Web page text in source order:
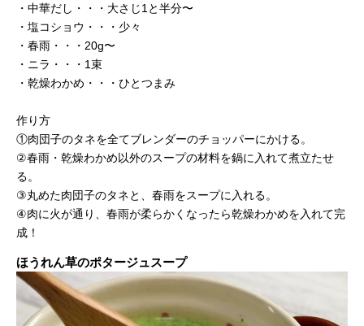
・中華だし・・・大さじ1と半分〜
・塩コショウ・・・少々
・春雨・・・20g〜
・ニラ・・・1束
・乾燥わかめ・・・ひとつまみ
作り方
①肉団子のタネを全てブレンダーのチョッパーにかける。
②春雨・乾燥わかめ以外のスープの材料を鍋に入れて煮立たせ
る。
③丸めた肉団子のタネと、春雨をスープに入れる。
④肉に火が通り、春雨が柔らかくなったら乾燥わかめを入れて完
成！
ほうれん草のポタージュスープ